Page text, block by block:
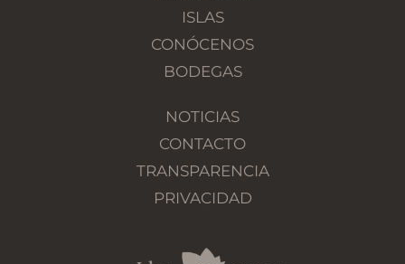
ISLAS
CONÓCENOS
BODEGAS
NOTICIAS
CONTACTO
TRANSPARENCIA
PRIVACIDAD